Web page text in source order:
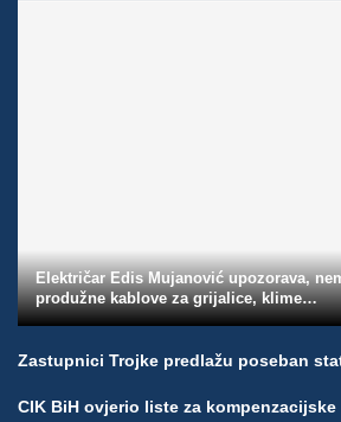
Električar Edis Mujanović upozorava,
produžne kablove za grijalice, klime…
Zastupnici Trojke predlažu poseban
CIK BiH ovjerio liste za